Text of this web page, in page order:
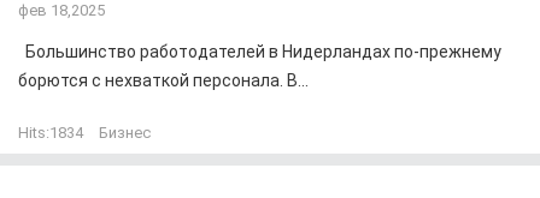
фев 18,2025
Большинство работодателей в Нидерландах по-прежнему
борются с нехваткой персонала. В...
Hits:1834 Бизнес